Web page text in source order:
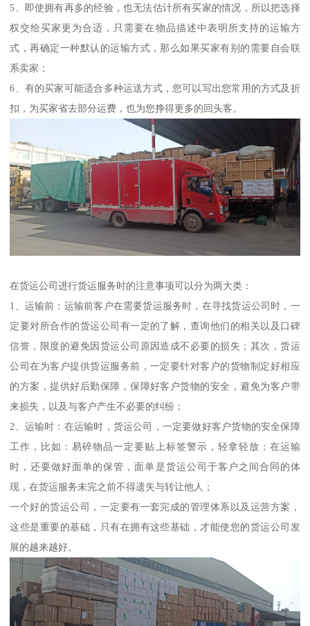
5、即使拥有再多的经验，也无法估计所有买家的情况，所以把选择
权交给买家更为合适，只需要在物品描述中表明所支持的运输方
式，再确定一种默认的运输方式，那么如果买家有别的需要自会联
系卖家；
6、有的买家可能适合多种运送方式，您可以写出您常用的方式及折
扣，为买家省去部分运费，也为您挣得更多的回头客。
在货运公司进行货运服务时的注意事项可以分为两大类：
1、运输前：运输前客户在需要货运服务时，在寻找货运公司时，一
定要对所合作的货运公司有一定的了解，查询他们的相关以及口碑
信誉，限度的避免因货运公司原因造成不必要的损失；其次，货运
公司在为客户提供货运服务前，一定要针对客户的货物制定好相应
的方案，提供好后勤保障，保障好客户货物的安全，避免为客户带
来损失，以及与客户产生不必要的纠纷；
2、运输时：在运输时，货运公司，一定要做好客户货物的安全保障
工作，比如：易碎物品一定要贴上标签警示，轻拿轻放；在运输
时，还要做好面单的保管，面单是货运公司于客户之间合同的体
现，在货运服务未完之前不得遗失与转让他人；
一个好的货运公司，一定要有一套完成的管理体系以及运营方案，
这些是重要的基础，只有在拥有这些基础，才能使您的货运公司发
展的越来越好。